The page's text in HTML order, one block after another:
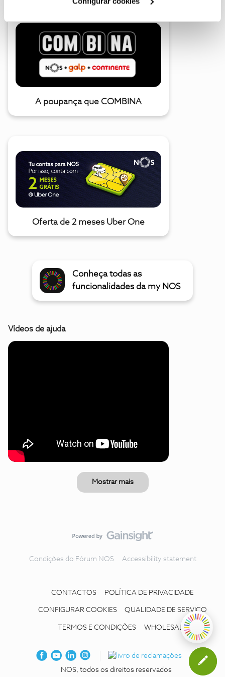
A poupança que COMBINA
Oferta de 2 meses Uber One
Conheça todas as
funcionalidades da my NOS
Vídeos de ajuda
Mostrar mais
Condições do Fórum NOS Accessibility statement
CONTACTOS POLÍTICA DE PRIVACIDADE
CONFIGURAR COOKIES QUALIDADE DE SERVIÇO
TERMOS E CONDIÇÕES WHOLESALE
NOS, todos os direitos reservados